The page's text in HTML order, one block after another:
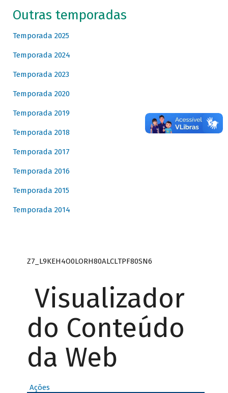
Outras temporadas
Temporada 2025
Temporada 2024
Temporada 2023
Temporada 2020
Temporada 2019
Temporada 2018
Temporada 2017
Temporada 2016
Temporada 2015
Temporada 2014
Z7_L9KEH4O0LORH80ALCLTPF80SN6
Visualizador
do Conteúdo
da Web
Ações